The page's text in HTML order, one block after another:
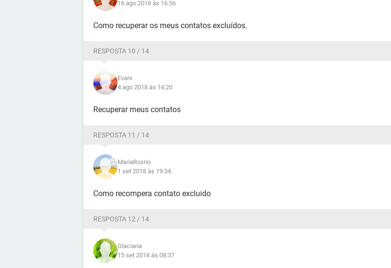
16 ago 2018 às 16:56
Como recuperar os meus contatos excluídos.
RESPOSTA 10 / 14
Evani
4 ago 2018 às 14:20
Recuperar meus contatos
RESPOSTA 11 / 14
MariaRosrio
1 set 2018 às 19:34
Como recompera contato excluido
RESPOSTA 12 / 14
Glaciana
15 set 2018 às 08:37